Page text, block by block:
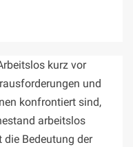
kurz vor
und
konfrontiert sind,
arbeitslos
die Bedeutung der